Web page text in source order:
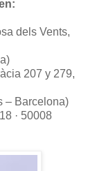
dels Vents,
207 y 279,
– Barcelona)
· 50008